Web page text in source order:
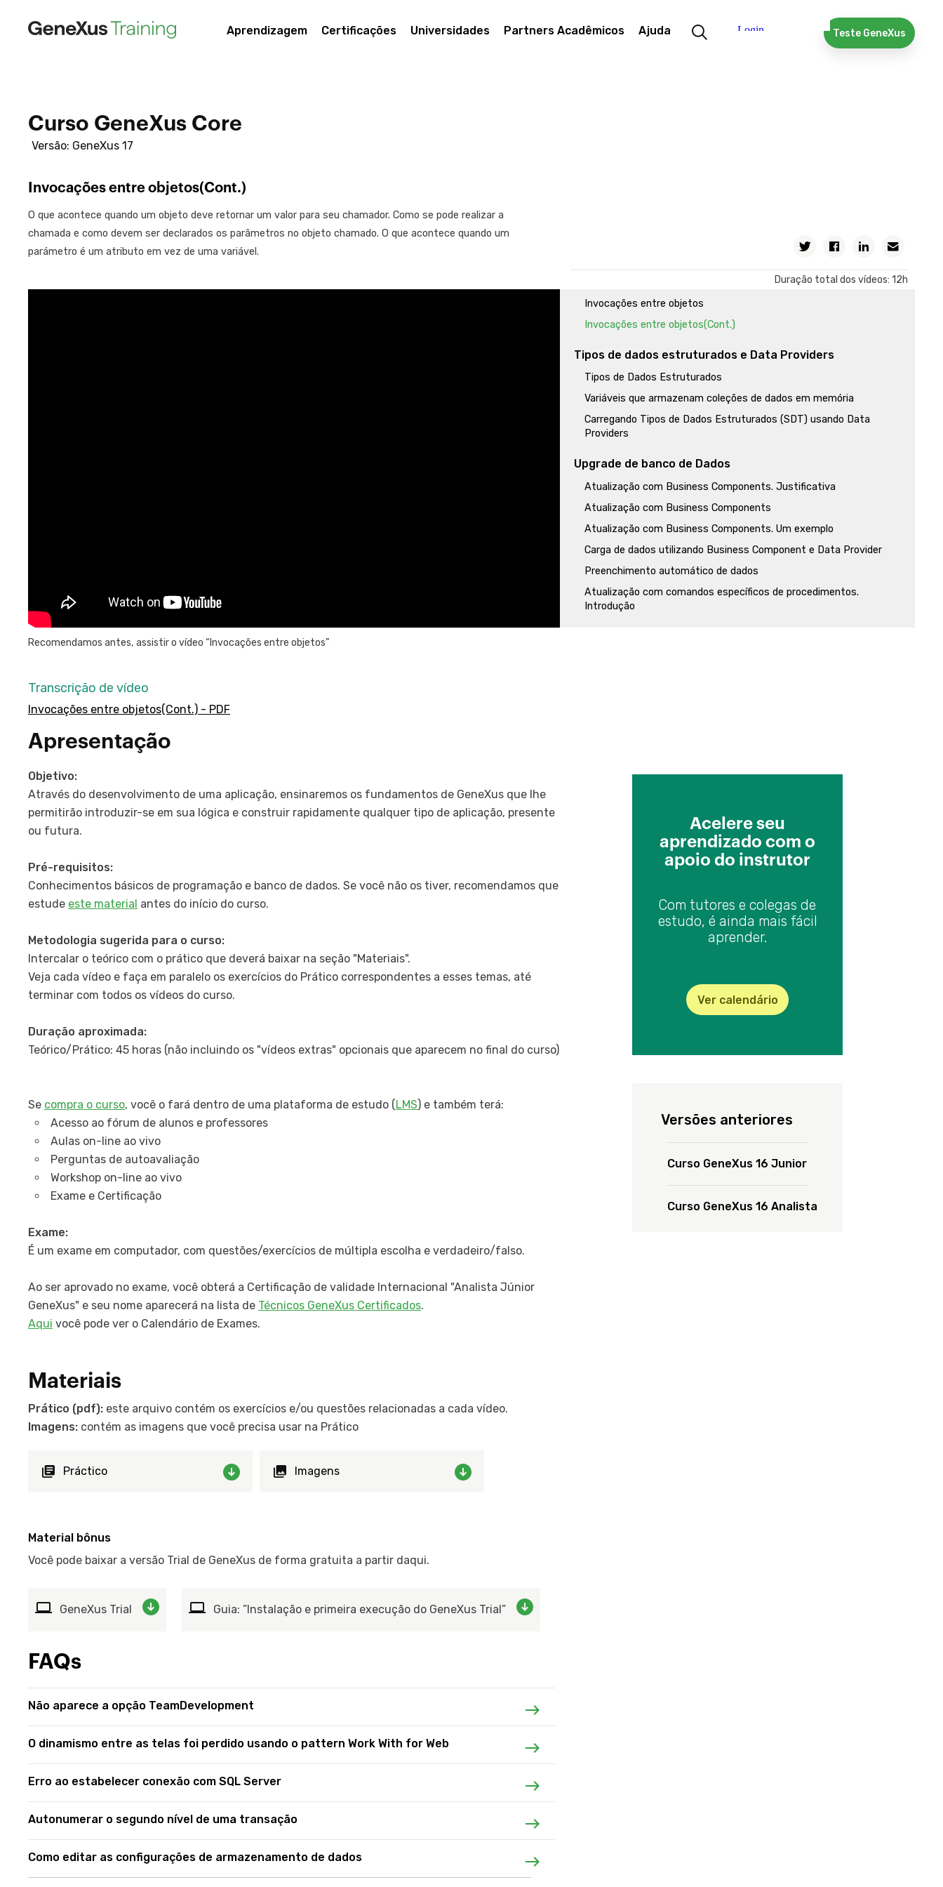
Aprendizagem Certificações Universidades Partners Acadêmicos Ajuda Teste GeneXus
Versão: GeneXus 17
Curso GeneXus Core
Invocações entre objetos(Cont.)
O que acontece quando um objeto deve retornar um valor para seu chamador. Como se pode realizar a
chamada e como devem ser declarados os parâmetros no objeto chamado. O que acontece quando um
parámetro é um atributo em vez de uma variável.
Duração total dos vídeos: 12h
Recomendamos antes, assistir o vídeo “Invocações entre objetos”
Indices
Invocações entre objetos
Invocações entre objetos(Cont.)
Tipos de dados estruturados e Data Providers
Tipos de Dados Estruturados
Variáveis que armazenam coleções de dados em memória
Carregando Tipos de Dados Estruturados (SDT) usando Data
Providers
Upgrade de banco de Dados
Atualização com Business Components. Justificativa
Atualização com Business Components
Atualização com Business Components. Um exemplo
Carga de dados utilizando Business Component e Data Provider
Preenchimento automático de dados
Atualização com comandos específicos de procedimentos.
Introdução
Objeto Web panel. Carregando dados e eventos
Variáveis em grid e ações no pattern Work With
Objeto Web Panel. Múltiplos grids
Desenho e modelagem das telas
Design System no GeneXus
Gerenciamento de versões e trabalho em equipe
adquiridos no curso
Invocações entre objetos(Cont.) - PDF
Transcrição de vídeo
Apresentação
Objetivo:
Através do desenvolvimento de uma aplicação, ensinaremos os fundamentos de GeneXus que lhe
permitirão introduzir-se em sua lógica e construir rapidamente qualquer tipo de aplicação, presente
ou futura.
Pré-requisitos:
Conhecimentos básicos de programação e banco de dados. Se você não os tiver, recomendamos que
estude este material antes do início do curso.
Metodologia sugerida para o curso:
Intercalar o teórico com o prático que deverá baixar na seção "Materiais".
Veja cada vídeo e faça em paralelo os exercícios do Prático correspondentes a esses temas, até
terminar com todos os vídeos do curso.
Duração aproximada:
Teórico/Prático: 45 horas (não incluindo os "vídeos extras" opcionais que aparecem no final do curso)
Se compra o curso, você o fará dentro de uma plataforma de estudo (LMS) e também terá:
Acesso ao fórum de alunos e professores
Aulas on-line ao vivo
Perguntas de autoavaliação
Workshop on-line ao vivo
Exame e Certificação
Exame:
É um exame em computador, com questões/exercícios de múltipla escolha e verdadeiro/falso.
Ao ser aprovado no exame, você obterá a Certificação de validade Internacional "Analista Júnior
GeneXus" e seu nome aparecerá na lista de Técnicos GeneXus Certificados.
Aqui você pode ver o Calendário de Exames.
Acelere seu
aprendizado com o
apoio do instrutor
Com tutores e colegas de
estudo, é ainda mais fácil
aprender.
Ver calendário
Versões anteriores
Curso GeneXus 16 Junior
Curso GeneXus 16 Analista
Materiais
Prático (pdf): este arquivo contém os exercícios e/ou questões relacionadas a cada vídeo.
Imagens: contém as imagens que você precisa usar na Prático
Práctico Imagens
Material bônus
Você pode baixar a versão Trial de GeneXus de forma gratuita a partir daqui.
GeneXus Trial Guia: ”Instalação e primeira execução do GeneXus Trial”
FAQs
Não aparece a opção TeamDevelopment
O dinamismo entre as telas foi perdido usando o pattern Work With for Web
Erro ao estabelecer conexão com SQL Server
Autonumerar o segundo nível de uma transação
Como editar as configurações de armazenamento de dados